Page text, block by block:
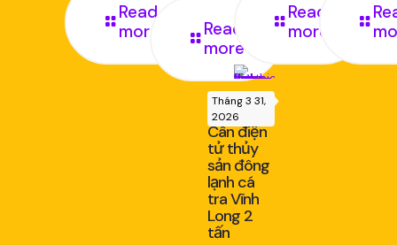
Read
more
Read
more
Read
more
Tháng 3 31,
2026
Cân điện
tử thủy
sản đông
lạnh cá
tra Vĩnh
Long 2
tấn